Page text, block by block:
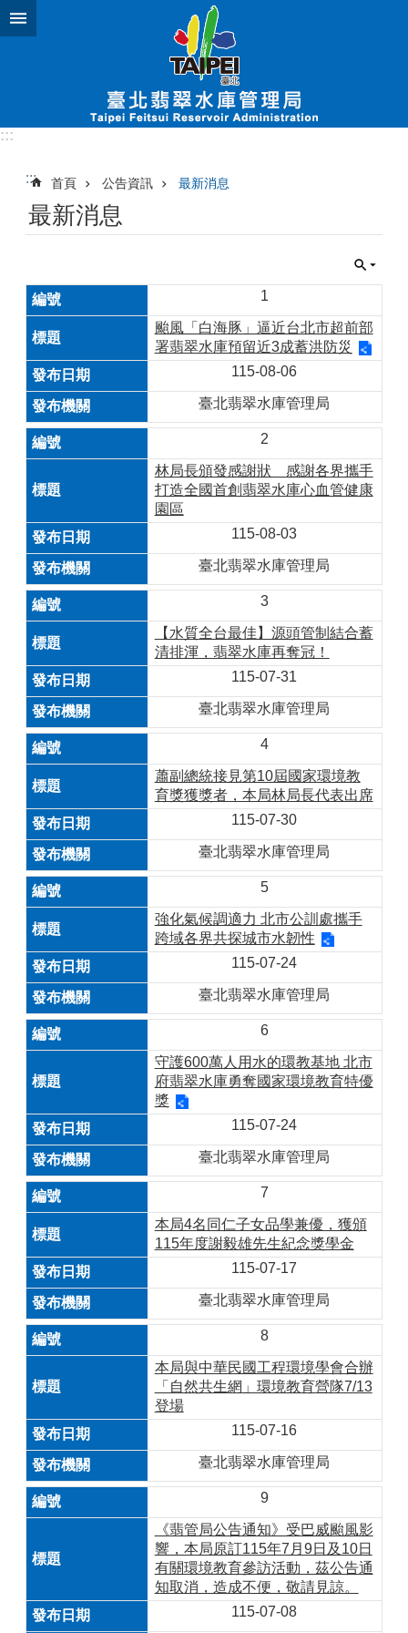
跳到主要內容區塊
:::
::: 首頁 公告資訊 最新消息
最新消息
1
颱風「白海豚」逼近台北市超前部
署翡翠水庫預留近3成蓄洪防災
115-08-06
臺北翡翠水庫管理局
2
林局長頒發感謝狀 感謝各界攜手
打造全國首創翡翠水庫心血管健康
園區
115-08-03
臺北翡翠水庫管理局
3
【水質全台最佳】源頭管制結合蓄
清排渾，翡翠水庫再奪冠！
115-07-31
臺北翡翠水庫管理局
4
蕭副總統接見第10屆國家環境教
育獎獲獎者，本局林局長代表出席
115-07-30
臺北翡翠水庫管理局
5
強化氣候調適力 北市公訓處攜手
跨域各界共探城市水韌性
115-07-24
臺北翡翠水庫管理局
6
守護600萬人用水的環教基地 北市
府翡翠水庫勇奪國家環境教育特優
獎
115-07-24
臺北翡翠水庫管理局
7
本局4名同仁子女品學兼優，獲頒
115年度謝毅雄先生紀念獎學金
115-07-17
臺北翡翠水庫管理局
8
本局與中華民國工程環境學會合辦
「自然共生網」環境教育營隊7/13
登場
115-07-16
臺北翡翠水庫管理局
9
《翡管局公告通知》受巴威颱風影
響，本局原訂115年7月9日及10日
有關環境教育參訪活動，茲公告通
知取消，造成不便，敬請見諒。
115-07-08